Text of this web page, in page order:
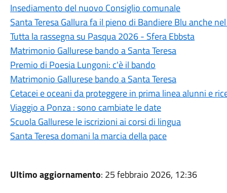
Insediamento del nuovo Consiglio comunale
Santa Teresa Gallura fa il pieno di Bandiere Blu anche
Tutta la rassegna su Pasqua 2026 - Sfera Ebbsta
Matrimonio Gallurese bando a Santa Teresa
Premio di Poesia Lungoni: c'è il bando
Matrimonio Gallurese bando a Santa Teresa
Cetacei e oceani da proteggere in prima linea alunni e
Viaggio a Ponza : sono cambiate le date
Scuola Gallurese le iscrizioni ai corsi di lingua
Santa Teresa domani la marcia della pace
Ultimo aggiornamento: 25 febbraio 2026, 12:36